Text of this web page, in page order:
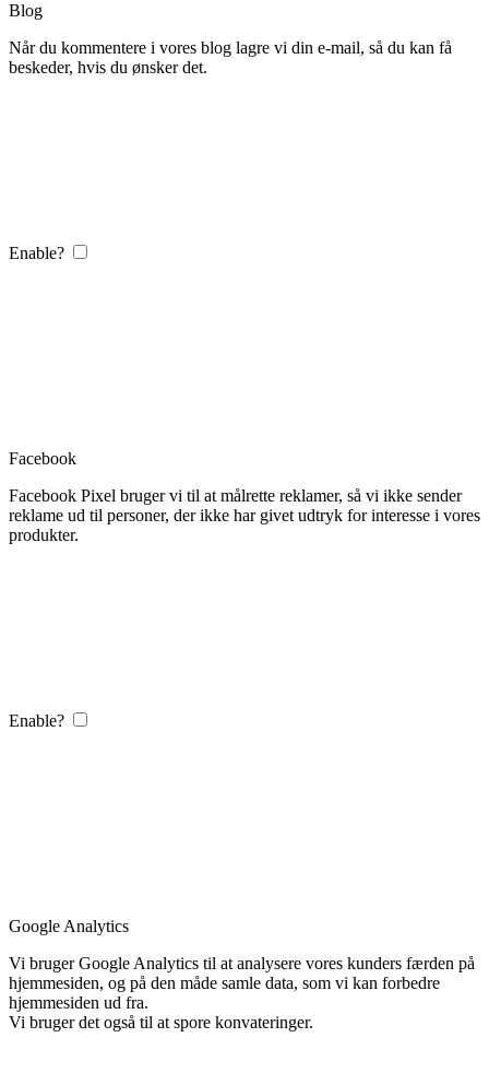
Blog
Når du kommentere i vores blog lagre vi din e-mail, så du kan få
beskeder, hvis du ønsker det.
Enable?
Facebook
Facebook Pixel bruger vi til at målrette reklamer, så vi ikke sender
reklame ud til personer, der ikke har givet udtryk for interesse i vores
produkter.
Enable?
Google Analytics
Vi bruger Google Analytics til at analysere vores kunders færden på
hjemmesiden, og på den måde samle data, som vi kan forbedre
hjemmesiden ud fra.
Vi bruger det også til at spore konvateringer.